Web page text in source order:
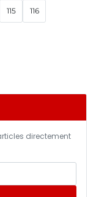
115 116
directement